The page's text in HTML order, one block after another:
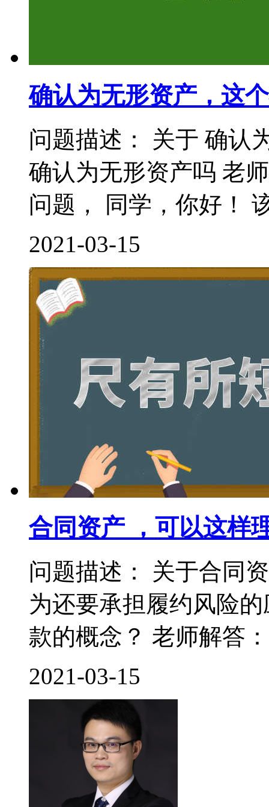
确认为无形资产，这
问题描述： 关于 确认
确认为无形资产吗 老
问题， 同学，你好！
2021-03-15
合同资产 ，可以这样
问题描述： 关于合同
为还要承担履约风险
款的概念？ 老师解答
2021-03-15